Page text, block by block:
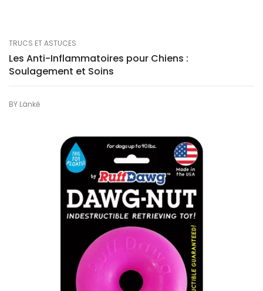
TRUCS ET ASTUCES
Les Anti-Inflammatoires pour Chiens :
Soulagement et Soins
BY Länkē